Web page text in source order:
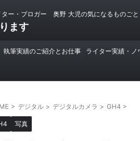
ター・ブロガー 奥野 大児の気になるものごと
ます
執筆実績のご紹介とお仕事 ライター実績・ノ
> デジタル > デジタルカメラ > GH4 >
写真